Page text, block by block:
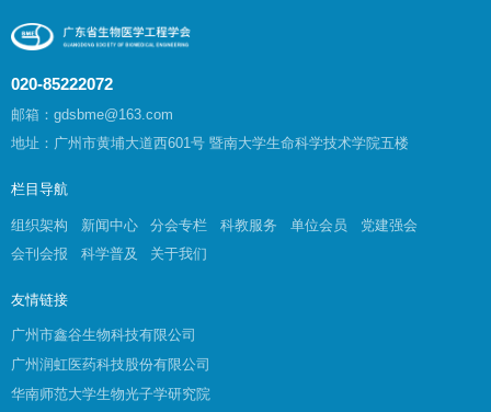
020-85222072
邮箱：gdsbme@163.com
地址：广州市黄埔大道西601号 暨南大学生命科学技术学院五楼
栏目导航
组织架构 新闻中心 分会专栏 科教服务 单位会员
党建强会
会刊会报
科学普及 关于我们
友情链接
广州市鑫谷生物科技有限公司
广州润虹医药科技股份有限公司
华南师范大学生物光子学研究院